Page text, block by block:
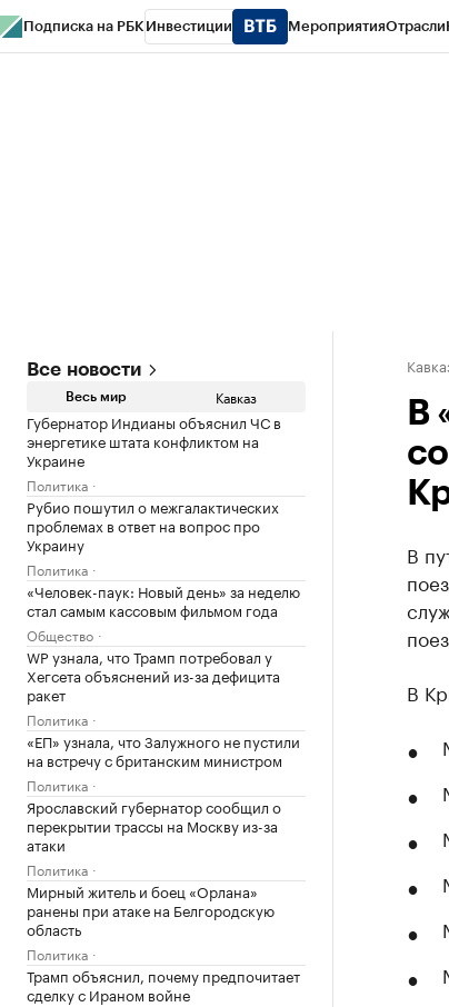
Подписка на РБК Инвестиции МероприятияОтрасли
Все новости
Весь мир Кавказ
Губернатор Индианы объяснил ЧС в
энергетике штата конфликтом на
Украине
Политика
Рубио пошутил о межгалактических
проблемах в ответ на вопрос про
Украину
Политика
«Человек-паук: Новый день» за неделю
стал самым кассовым фильмом года
Общество
WP узнала, что Трамп потребовал у
Хегсета объяснений из-за дефицита
ракет
Политика
«ЕП» узнала, что Залужного не пустили
на встречу с британским министром
Политика
Ярославский губернатор сообщил о
перекрытии трассы на Москву из-за
атаки
Политика
Мирный житель и боец «Орлана»
ранены при атаке на Белгородскую
область
Политика
Трамп объяснил, почему предпочитает
сделку с Ираном войне
В
В
В